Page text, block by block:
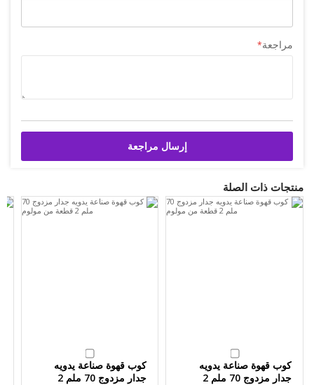
مراجعة
إرسال مراجعة
منتجات ذات الصلة
كوب قهوة صناعة يدويه
جدار مزدوج 70 ملم 2
كوب قهوة صناعة يدويه
جدار مزدوج 70 ملم 2